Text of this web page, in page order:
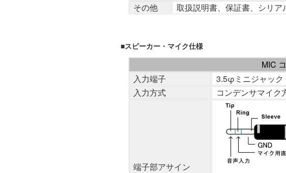
その他
取扱説明書、保証書、シリ
■スピーカー・マイク仕様
MIC
入力端子
3.5φミニジャック
入力方式
コンデンサマイク
端子部アサイン